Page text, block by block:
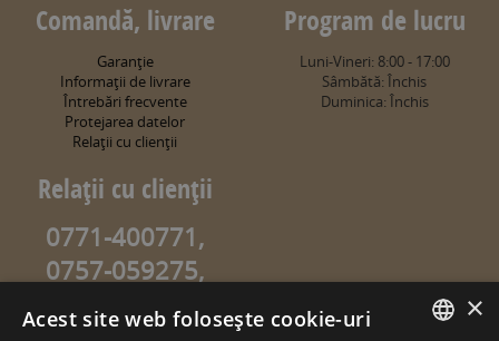
Comandă, livrare
Garanţie
Informaţii de livrare
Întrebări frecvente
Protejarea datelor
Relaţii cu clienţii
Program de lucru
Luni-Vineri: 8:00 - 17:00
Sâmbătă: Închis
Duminica: Închis
Relaţii cu clienţii
0771-400771,
0757-059275,
0757-059274
info@sweetgarden.ro
×
Acest site web folosește cookie-uri